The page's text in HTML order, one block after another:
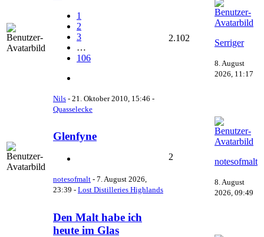
1
2
3
…
106
Nils - 21. Oktober 2010, 15:46 -
Quasselecke
2.102 Serriger
8. August
2026, 11:17
Glenfyne
notesofmalt - 7. August 2026,
23:39 - Lost Distilleries Highlands
2 notesofmalt
8. August
2026, 09:49
Den Malt habe ich
heute im Glas